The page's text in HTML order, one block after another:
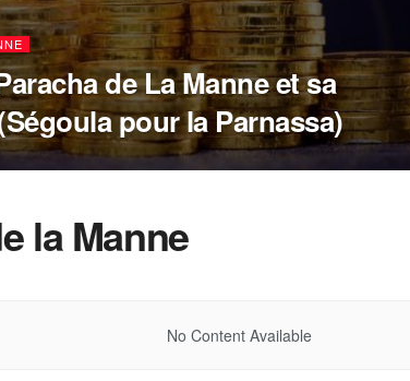
de La Manne et sa
pour la Parnassa)
la Manne
No Content Available